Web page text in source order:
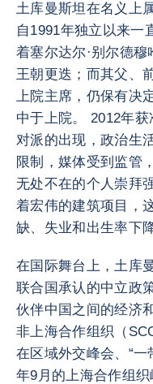
土库曼斯坦在名义上
自1991年独立以来一
着塞尔达尔·别尔德
王朝更迭；而其父、
上院主席，仍保有决
中于上院。 2012年
对派的出现，政治生
限制，媒体受到监管
无处不在的个人崇拜
着宏伟的建筑项目，
缺、失业和出生率下
在国际舞台上，土库
联合国承认的中立政
伙伴中国之间的经济
非上海合作组织（
在区域外交峰会、“
年9月的上海合作组